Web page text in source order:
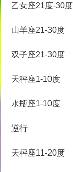
乙女座21度-30度
山羊座21-30度
双子座21-30度
天秤座1-10度
水瓶座1-10度
逆行
天秤座11-20度